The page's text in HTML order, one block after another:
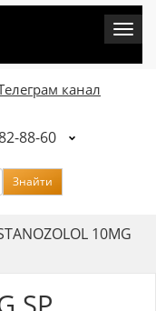
канал
88-60
Знайти
10MG